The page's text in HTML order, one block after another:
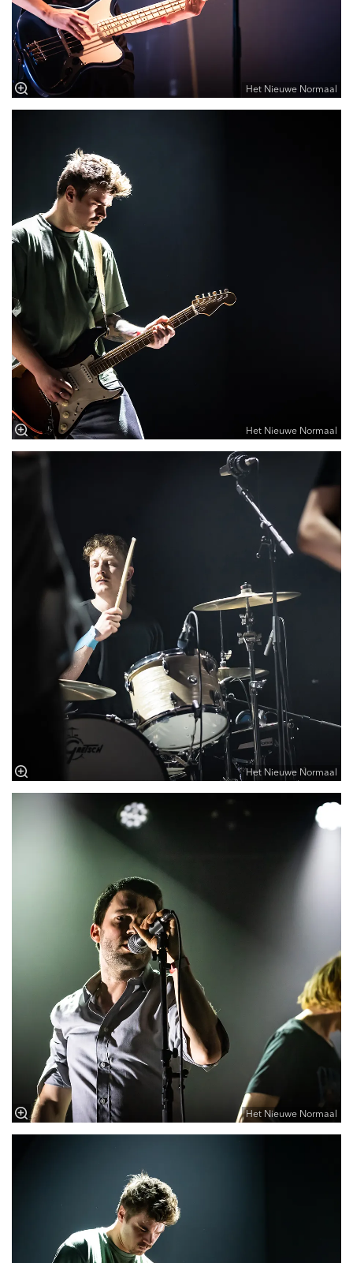
Het Nieuwe Normaal
Het Nieuwe Normaal
Het Nieuwe Normaal
Het Nieuwe Normaal